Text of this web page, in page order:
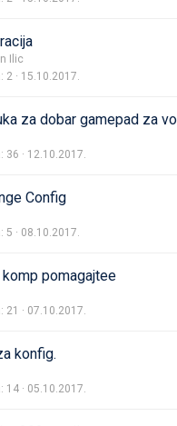
Ilic
2 15.10.2017.
za dobar gamepad za
36 12.10.2017.
Config
5 08.10.2017.
komp pomagajtee
21 07.10.2017.
konfig.
14 05.10.2017.